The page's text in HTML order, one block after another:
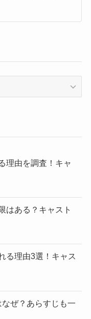
理由を調査！キャ
はある？キャスト
る理由3選！キャス
ぜ？あらすじも一